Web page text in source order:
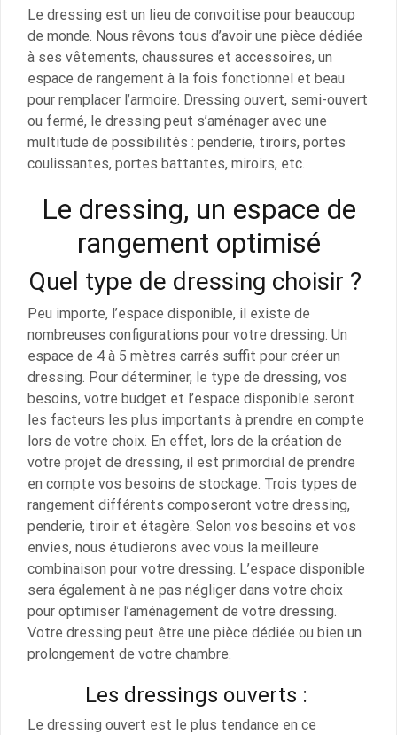
Le dressing est un lieu de convoitise pour beaucoup
de monde. Nous rêvons tous d’avoir une pièce dédiée
à ses vêtements, chaussures et accessoires, un
espace de rangement à la fois fonctionnel et beau
pour remplacer l’armoire. Dressing ouvert, semi-ouvert
ou fermé, le dressing peut s’aménager avec une
multitude de possibilités : penderie, tiroirs, portes
coulissantes, portes battantes, miroirs, etc.
Le dressing, un espace de
rangement optimisé
Quel type de dressing choisir ?
Peu importe, l’espace disponible, il existe de
nombreuses configurations pour votre dressing. Un
espace de 4 à 5 mètres carrés suffit pour créer un
dressing. Pour déterminer, le type de dressing, vos
besoins, votre budget et l’espace disponible seront
les facteurs les plus importants à prendre en compte
lors de votre choix. En effet, lors de la création de
votre projet de dressing, il est primordial de prendre
en compte vos besoins de stockage. Trois types de
rangement différents composeront votre dressing,
penderie, tiroir et étagère. Selon vos besoins et vos
envies, nous étudierons avec vous la meilleure
combinaison pour votre dressing. L’espace disponible
sera également à ne pas négliger dans votre choix
pour optimiser l’aménagement de votre dressing.
Votre dressing peut être une pièce dédiée ou bien un
prolongement de votre chambre.
Les dressings ouverts :
Le dressing ouvert est le plus tendance en ce